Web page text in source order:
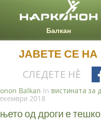
ЈАВЕТЕ СЕ НА
СЛЕДЕТЕ НÈ
Balkan In вистината за
2018
од дроги е тешко